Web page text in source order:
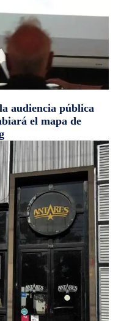
audiencia pública
el mapa de